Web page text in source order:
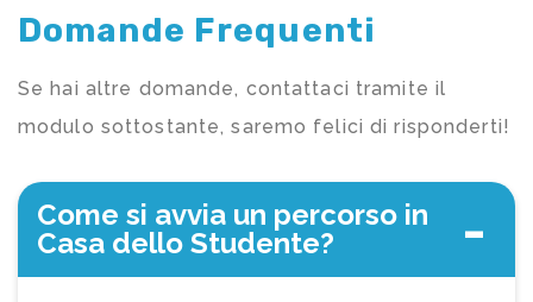
Domande Frequenti
Se hai altre domande, contattaci tramite il
modulo sottostante, saremo felici di risponderti!
Come si avvia un percorso in
Casa dello Studente?